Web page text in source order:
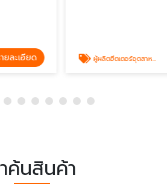
ด ผู้ผลิตฮีตเตอร์อุตสาหกรรม
ค้นสินค้า